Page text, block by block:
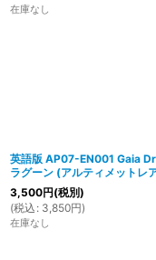
在庫なし
英語版 AP07-EN001 Gaia
ラグーン (アルティメットレ
3,500円(税別)
(税込 : 3,850円)
在庫なし